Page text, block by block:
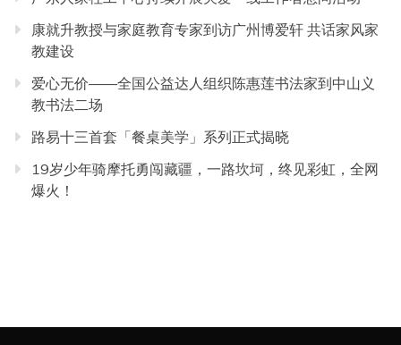
康就升教授与家庭教育专家到访广州博爱轩 共话家风家
教建设
爱心无价——全国公益达人组织陈惠莲书法家到中山义
教书法二场
路易十三首套「餐桌美学」系列正式揭晓
19岁少年骑摩托勇闯藏疆，一路坎坷，终见彩虹，全网
爆火！